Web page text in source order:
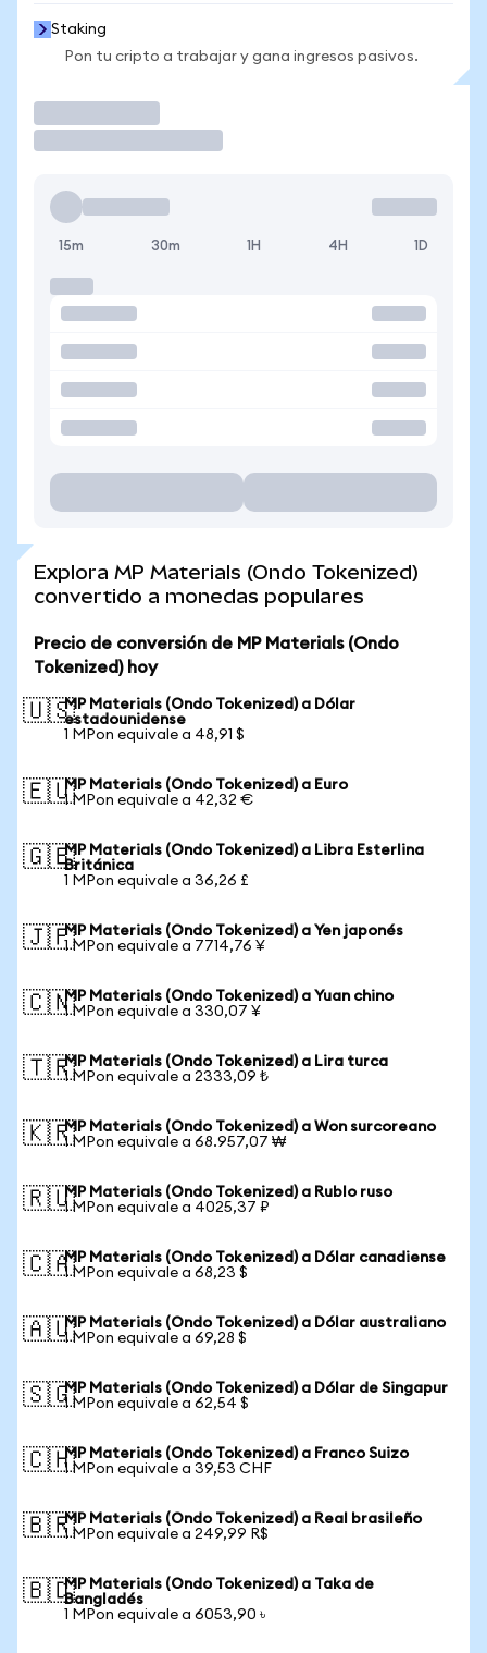
Staking
Pon tu cripto a trabajar y gana ingresos pasivos.
15m 30m 1H 4H 1D
Explora MP Materials (Ondo Tokenized)
convertido a monedas populares
Precio de conversión de MP Materials (Ondo
Tokenized) hoy
🇺🇸MP Materials (Ondo Tokenized) a Dólar
estadounidense
1 MPon equivale a 48,91 $
🇪🇺MP Materials (Ondo Tokenized) a Euro
1 MPon equivale a 42,32 €
🇬🇧MP Materials (Ondo Tokenized) a Libra Esterlina
Británica
1 MPon equivale a 36,26 £
🇯🇵MP Materials (Ondo Tokenized) a Yen japonés
1 MPon equivale a 7714,76 ¥
🇨🇳MP Materials (Ondo Tokenized) a Yuan chino
1 MPon equivale a 330,07 ¥
🇹🇷MP Materials (Ondo Tokenized) a Lira turca
1 MPon equivale a 2333,09 ₺
🇰🇷MP Materials (Ondo Tokenized) a Won surcoreano
1 MPon equivale a 68.957,07 ₩
🇷🇺MP Materials (Ondo Tokenized) a Rublo ruso
1 MPon equivale a 4025,37 ₽
🇨🇦MP Materials (Ondo Tokenized) a Dólar canadiense
1 MPon equivale a 68,23 $
🇦🇺MP Materials (Ondo Tokenized) a Dólar australiano
1 MPon equivale a 69,28 $
🇸🇬MP Materials (Ondo Tokenized) a Dólar de Singapur
1 MPon equivale a 62,54 $
🇨🇭MP Materials (Ondo Tokenized) a Franco Suizo
1 MPon equivale a 39,53 CHF
🇧🇷MP Materials (Ondo Tokenized) a Real brasileño
1 MPon equivale a 249,99 R$
🇧🇩MP Materials (Ondo Tokenized) a Taka de
Bangladés
1 MPon equivale a 6053,90 ৳